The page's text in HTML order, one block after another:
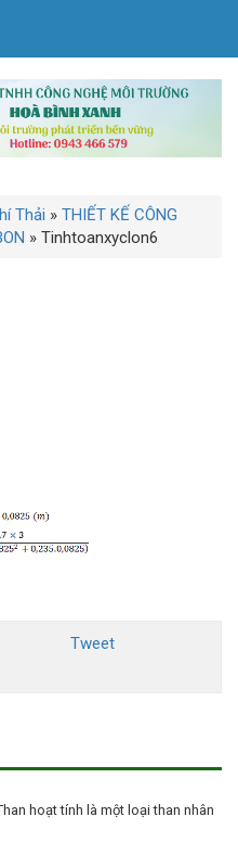
Thải » THIẾT KẾ CÔNG
» Tinhtoanxyclon6
Tweet
hoạt tính là một loại than nhân